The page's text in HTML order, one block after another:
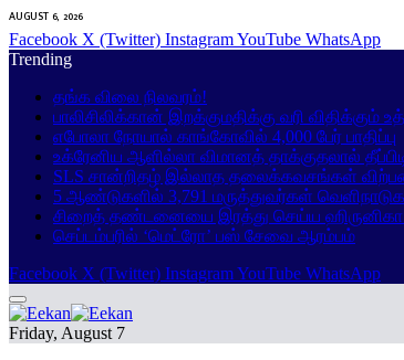
AUGUST 6, 2026
Facebook X (Twitter) InstagramYouTube WhatsApp
Trending
தங்க விலை நிலவரம்!
பாலிசிலிக்கான் இறக்குமதிக்கு வரி விதிக்கும்
எபோலா நோயால் காங்கோவில் 4,000 பேர் பாதிப்பு
உக்ரேனிய ஆளில்லா விமானத் தாக்குதலால்
SLS சான்றிதழ் இல்லாத தலைக்கவசங்கள்
5 ஆண்டுகளில் 3,791 மருத்துவர்கள்
சிறைத் தண்டனையை இரத்து செய்ய ஹிருனிகா
செப்டம்பரில் ‘மெட்ரோ’ பஸ் சேவை ஆரம்பம்
Facebook X (Twitter) InstagramYouTube WhatsApp
Friday, August 7